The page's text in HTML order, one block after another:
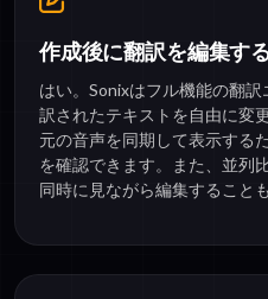
作成後に翻訳を編集す
はい。Sonixはフル機能の翻
訳されたテキストを自由に変
元の音声を同期して表示する
を確認できます。また、並列
同時に見ながら編集すること